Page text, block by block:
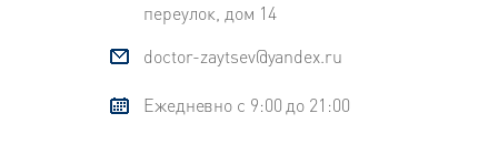
переулок, дом 14
doctor-zaytsev@yandex.ru
Ежедневно с 9:00 до 21:00